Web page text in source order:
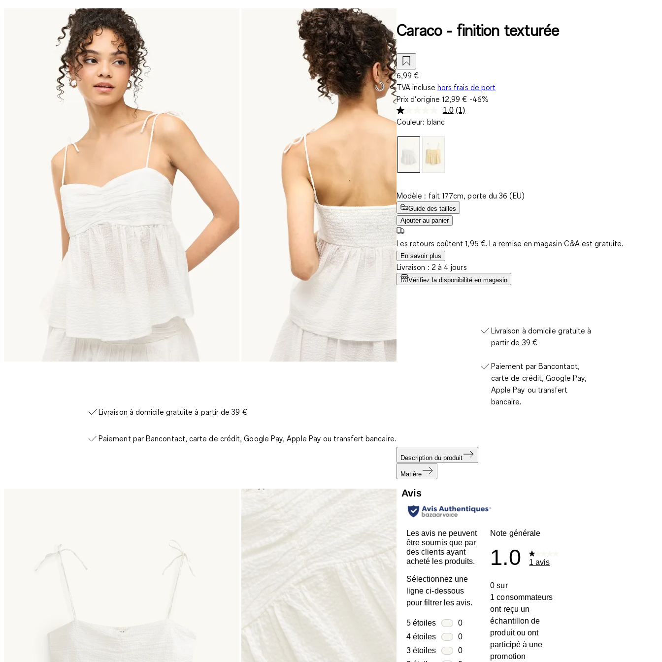
Livraison à domicile gratuite à partir de 39 €
Paiement par Bancontact, carte de crédit, Google Pay, Apple Pay ou transfert bancaire.
Caraco - finition texturée
6,99 €
TVA incluse hors frais de port
Prix d‘origine 12,99 € -46%
1.0 Lire
(1)
Couleur: blanc
Modèle : fait 177cm, porte du 36 (EU)
Guide des tailles
Ajouter au panier
Les retours coûtent 1,95 €. La remise en magasin C&A est gratuite.
En savoir plus
Livraison : 2 à 4 jours
Vérifiez la disponibilité en magasin
Livraison à domicile gratuite à
partir de 39 €
Paiement par Bancontact,
carte de crédit, Google Pay,
Apple Pay ou transfert
bancaire.
Description du produit
Matière
Avis
Les avis ne peuvent
être soumis que par
des clients ayant
acheté les produits.
Sélectionnez une
ligne ci-dessous
pour filtrer les avis.
5 étoiles étoiles0
0 avis avec 5 étoiles.
4 étoiles étoiles0
0 avis avec 4 étoiles.
3 étoiles étoiles0
Note générale
1.0 1 avis
0 sur
1 consommateurs
ont reçu un
échantillon de
produit ou ont
participé à une
promotion